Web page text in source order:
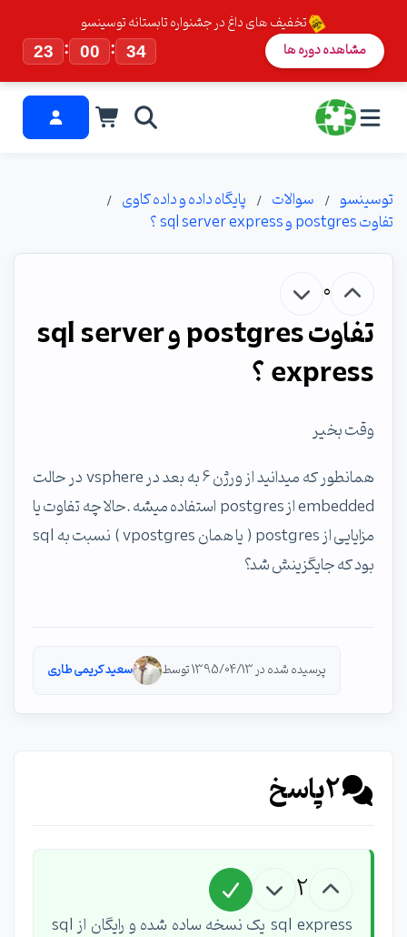
تخفیف های داغ در جشنواره تابستانه توسینسو
23
: 00 : 33 مشاهده دوره ها
توسینسو سوالات
پایگاه داده و داده کاوی
تفاوت postgres و sql server express ؟
0
تفاوت postgres و sql server
express ؟
وقت بخیر
همانطور که میدانید از ورژن 6 به بعد در vsphere در حالت
embedded از postgres استفاده میشه .حالا چه تفاوت یا
مزایایی از postgres ( یا همان vpostgres ) نسبت به sql
بود که جایگزینش شد؟
پرسیده شده در 1395/04/13 توسط سعید کریمی طاری
2پاسخ
2
sql express یک نسخه ساده شده و رایگان از sql